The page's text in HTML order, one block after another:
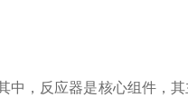
，反应器是核心组件，其